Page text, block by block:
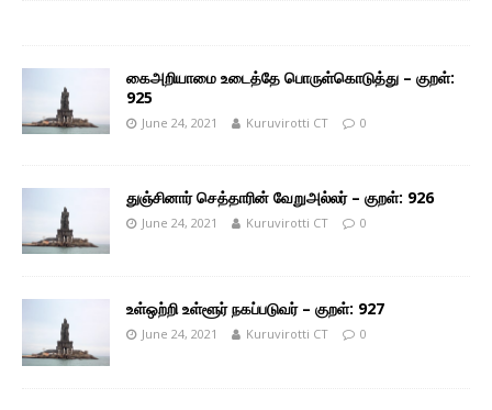
கைஅறியாமை உடைத்தே பொருள்கொடுத்து – குறள்:
925
June 24, 2021 Kuruvirotti CT 0
துஞ்சினார் செத்தாரின் வேறுஅல்லர் – குறள்: 926
June 24, 2021 Kuruvirotti CT 0
உள்ஒற்றி உள்ளூர் நகப்படுவர் – குறள்: 927
June 24, 2021 Kuruvirotti CT 0